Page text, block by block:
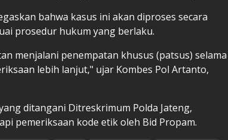
bahwa kasus ini akan diproses secara
prosedur hukum yang berlaku.
menjalani penempatan khusus (patsus) selama
lebih lanjut," ujar Kombes Pol Artanto,
ditangani Ditreskrimum Polda Jateng,
pemeriksaan kode etik oleh Bid Propam.